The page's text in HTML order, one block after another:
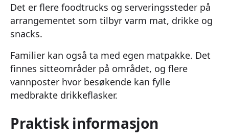
Det er flere foodtrucks og serveringssteder på
arrangementet som tilbyr varm mat, drikke og
snacks.
Familier kan også ta med egen matpakke. Det
finnes sitteområder på området, og flere
vannposter hvor besøkende kan fylle
medbrakte drikkeflasker.
Praktisk informasjon